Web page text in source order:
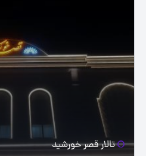
تالار قصر خورشید